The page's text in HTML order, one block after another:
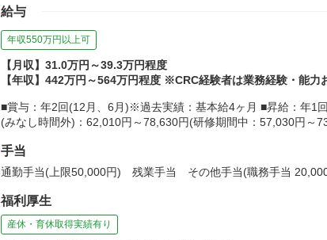
給与
年収550万円以上可
【月収】31.0万円～39.3万円程度
【年収】442万円～564万円程度 ※CRC経験者は業務経験・能力
■賞与：年2回(12月、6月)※過去実績：基本給4ヶ月 ■昇給：年1
(みなし時間外)：62,010円～78,630円(研修期間中：57,030円～
手当
通勤手当(上限50,000円) 残業手当 その他手当(職務手当
福利厚生
産休・育休取得実績有り